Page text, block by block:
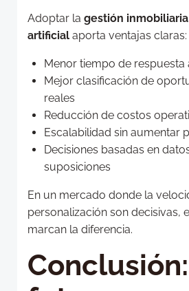
Adoptar la gestión
artificial aporta ventajas claras:
Menor tiempo de respuesta
Mejor clasificación de
reales
Reducción de costos
Escalabilidad sin aumentar
Decisiones basadas en
suposiciones
En un mercado donde la
personalización son decisivas,
marcan la diferencia.